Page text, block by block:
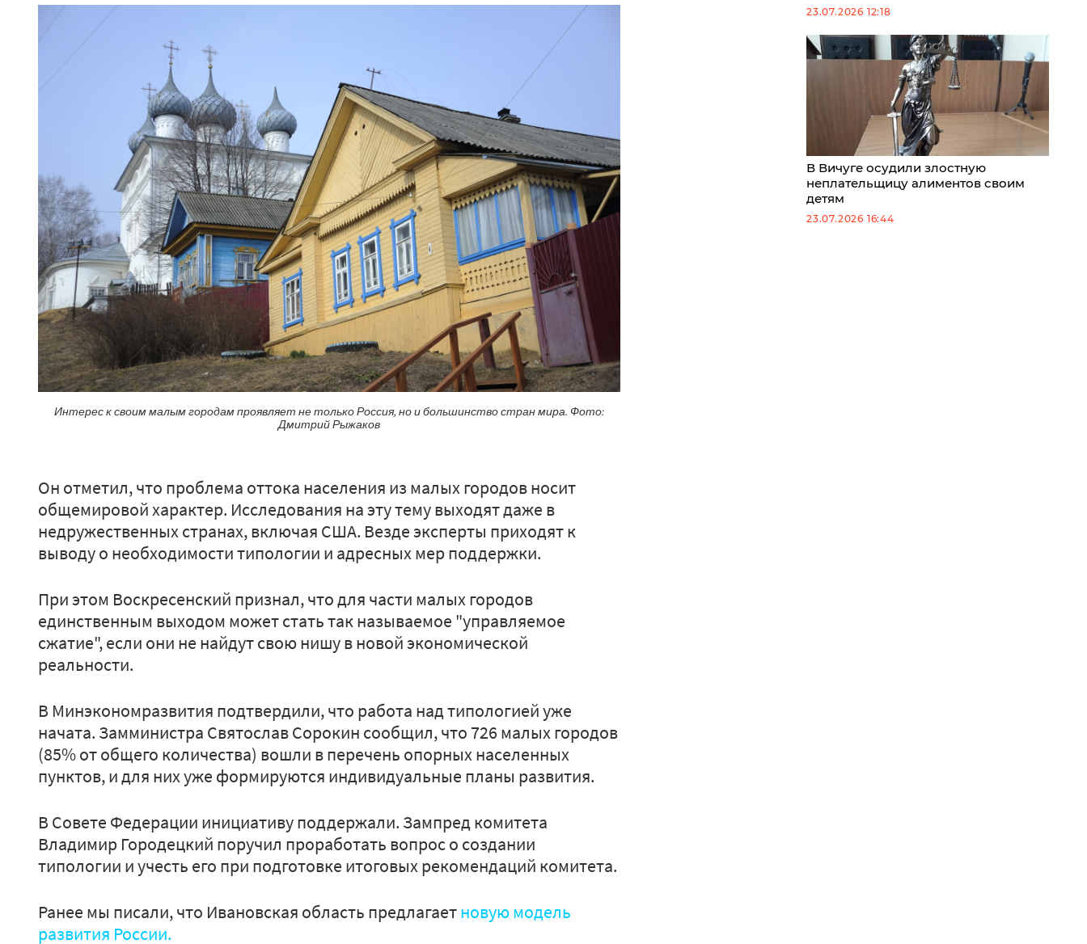
Интерес к своим малым городам проявляет не только Россия, но и большинство стран мира. Фото:
Дмитрий Рыжаков
Он отметил, что проблема оттока населения из малых городов носит
общемировой характер. Исследования на эту тему выходят даже в
недружественных странах, включая США. Везде эксперты приходят к
выводу о необходимости типологии и адресных мер поддержки.
При этом Воскресенский признал, что для части малых городов
единственным выходом может стать так называемое "управляемое
сжатие", если они не найдут свою нишу в новой экономической
реальности.
В Минэкономразвития подтвердили, что работа над типологией уже
начата. Замминистра Святослав Сорокин сообщил, что 726 малых городов
(85% от общего количества) вошли в перечень опорных населенных
пунктов, и для них уже формируются индивидуальные планы развития.
В Совете Федерации инициативу поддержали. Зампред комитета
Владимир Городецкий поручил проработать вопрос о создании
типологии и учесть его при подготовке итоговых рекомендаций комитета.
Ранее мы писали, что Ивановская область предлагаетновую модель
развития России.
23.07.2026 12:18
В Вичуге осудили злостную
неплательщицу алиментов своим
детям
23.07.2026 16:44